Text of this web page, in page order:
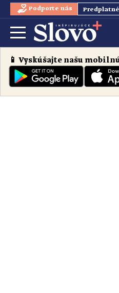
Podporte nás Predplatné
📱 Vyskúšajte našu